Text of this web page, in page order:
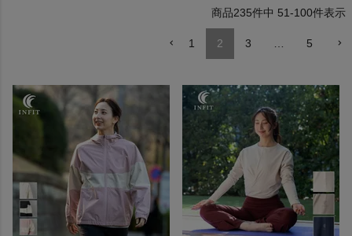
キャンプ・フェス
旅行
235件中 51-100件表示
1 2 3 … 5